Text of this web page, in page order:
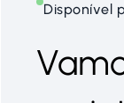
Disponível